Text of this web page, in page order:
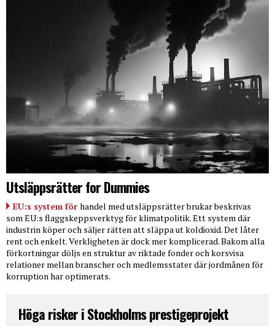
Utsläppsrätter for Dummies
EU:s system för handel med utsläppsrätter brukar beskrivas
som EU:s flaggskeppsverktyg för klimatpolitik. Ett system där
industrin köper och säljer rätten att släppa ut koldioxid. Det låter
rent och enkelt. Verkligheten är dock mer komplicerad. Bakom alla
förkortningar döljs en struktur av riktade fonder och korsvisa
relationer mellan branscher och medlemsstater där jordmånen för
korruption har optimerats.
Höga risker i Stockholms prestigeprojekt